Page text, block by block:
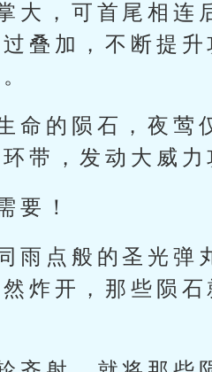
大，可首尾相连
叠加，不断提
命的陨石，夜莺
带，发动大威力
要！
雨点般的圣光弹
炸开，那些陨